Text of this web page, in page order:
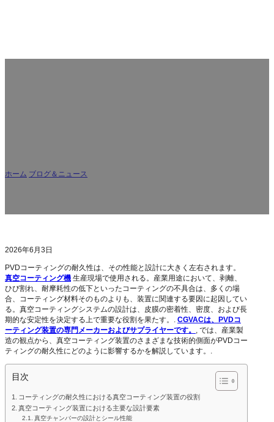
ホーム ブログ＆ニュース
2026年6月3日
PVDコーティングの耐久性は、その性能と設計に大きく左右されます。
真空コーティング機 生産現場で使用される。産業用途において、剥離、
ひび割れ、耐摩耗性の低下といったコーティングの不具合は、多くの場
合、コーティング材料そのものよりも、装置に関連する要因に起因してい
る。真空コーティングシステムの設計は、皮膜の密着性、密度、および長
期的な安定性を決定する上で重要な役割を果たす。. CGVACは、PVDコ
ーティング装置の専門メーカーおよびサプライヤーです。 , では、産業製
造の観点から、真空コーティング装置のさまざまな技術的側面がPVDコー
ティングの耐久性にどのように影響するかを解説しています。.
目次
コーティングの耐久性における真空コーティング装置の役割
真空コーティング装置における主要な設計要素
真空チャンバーの設計とシール性能